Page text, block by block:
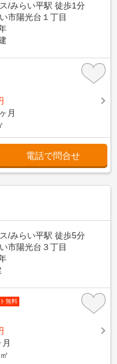
/みらい平駅 徒歩1分
市陽光台１丁目
月
電話で問合せ
/みらい平駅 徒歩5分
市陽光台３丁目
無料